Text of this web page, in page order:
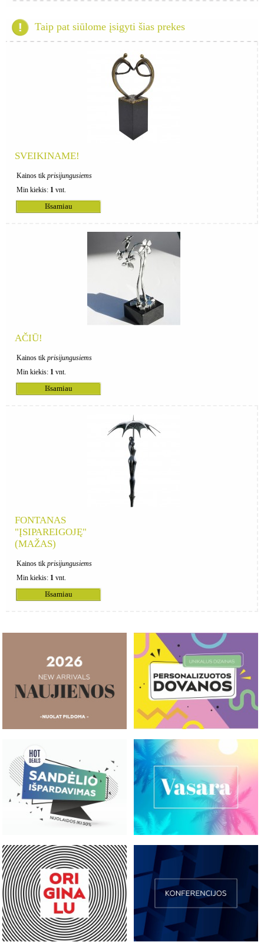
Taip pat siūlome įsigyti šias prekes
SVEIKINAME!
Kainos tik prisijungusiems
Min kiekis: 1 vnt.
Išsamiau
AČIŪ!
Kainos tik prisijungusiems
Min kiekis: 1 vnt.
Išsamiau
FONTANAS
"ĮSIPAREIGOJĘ"
(MAŽAS)
Kainos tik prisijungusiems
Min kiekis: 1 vnt.
Išsamiau